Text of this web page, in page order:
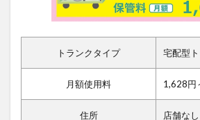
トランクタイプ 宅配型
月額使用料 1,628円
住所 店舗なし